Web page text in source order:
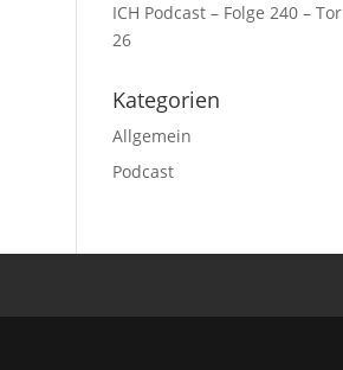
ICH Podcast – Folge 240 – Tor
26
Kategorien
Allgemein
Podcast